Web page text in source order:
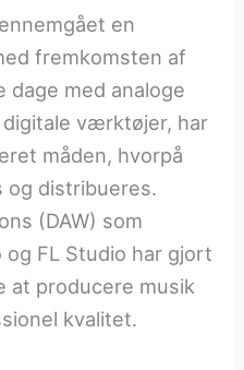
en
fremkomsten af
dage med analoge
værktøjer, har
måden, hvorpå
og distribueres.
(DAW) som
og FL Studio har gjort
at producere musik
kvalitet.